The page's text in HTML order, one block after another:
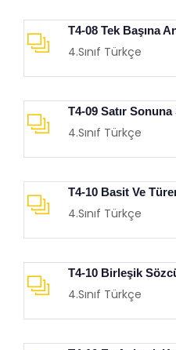
T4-08 Tek Başına
4.Sınıf Türkçe
T4-09 Satır
4.Sınıf Türkçe
T4-10 Basit Ve
4.Sınıf Türkçe
T4-10 Birleşik
4.Sınıf Türkçe